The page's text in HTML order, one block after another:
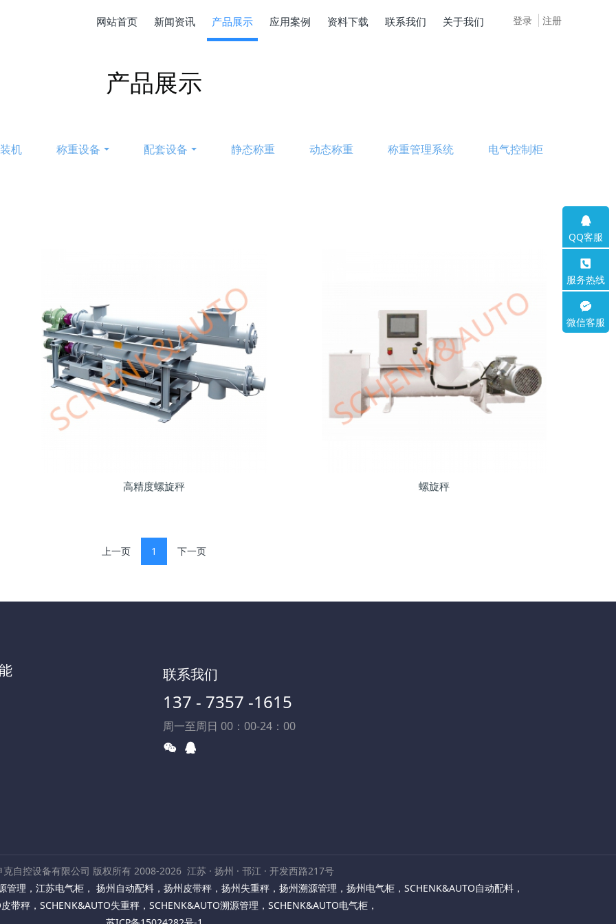
登录 注册
网站首页 新闻资讯 产品展示 应用案例 资料下载 联系我们 关于我们
产品展示
机 称重设备 配套设备 静态称重 动态称重 称重管理系统 电气控制柜
高精度螺旋秤 螺旋秤
上一页 1 下一页
联系我们
137 - 7357 -1615
周一至周日 00：00-24：00
克自控设备有限公司 版权所有 2008-2026 江苏 · 扬州 · 邗江 · 开发西路217号
管理 ， 江苏电气柜， 扬州自动配料， 扬州皮带秤， 扬州失重秤， 扬州溯源管理 ， 扬州电气柜， SCHENK&AUTO自动配料，
带秤 ， SCHENK&AUTO失重秤 ， SCHENK&AUTO溯源管理 ， SCHENK&AUTO电气柜 ，
QQ客服
服务热线
微信客服